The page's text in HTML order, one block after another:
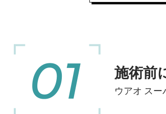
施術前
ウアオ ス